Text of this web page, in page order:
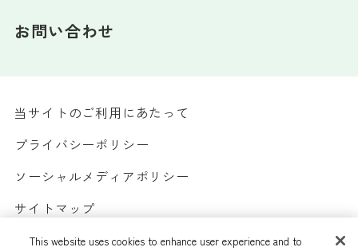
お問い合わせ
当サイトのご利用にあたって
プライバシーポリシー
ソーシャルメディアポリシー
サイトマップ
カスタマーハラスメントへの対応方針
This website uses cookies to enhance user experience and to